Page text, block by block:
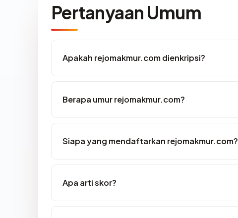
Pertanyaan Umum
Apakah rejomakmur.com dienkripsi?
Berapa umur rejomakmur.com?
Siapa yang mendaftarkan rejomakmur.com?
Apa arti skor?